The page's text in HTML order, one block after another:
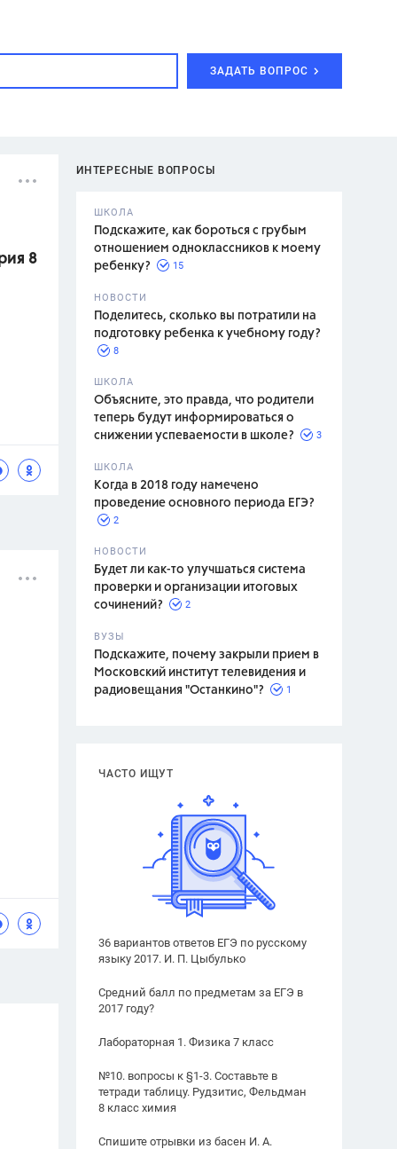
ЗАДАТЬ ВОПРОС
ИНТЕРЕСНЫЕ ВОПРОСЫ
ШКОЛА
Подскажите, как бороться с грубым
отношением одноклассников к моему
ребенку?
15
НОВОСТИ
Поделитесь, сколько вы потратили на
подготовку ребенка к учебному году?
8
ШКОЛА
Объясните, это правда, что родители
теперь будут информироваться о
снижении успеваемости в школе?
3
ШКОЛА
Когда в 2018 году намечено
проведение основного периода ЕГЭ?
2
НОВОСТИ
Будет ли как-то улучшаться система
проверки и организации итоговых
сочинений?
2
ВУЗЫ
Подскажите, почему закрыли прием в
Московский институт телевидения и
радиовещания "Останкино"?
1
ЧАСТО ИЩУТ
36 вариантов ответов ЕГЭ по русскому
языку 2017. И. П. Цыбулько
Средний балл по предметам за ЕГЭ в
2017 году?
Лабораторная 1. Физика 7 класс
№10. вопросы к §1-3. Составьте в
тетради таблицу. Рудзитис, Фельдман
8 класс химия
Спишите отрывки из басен И. А.
8